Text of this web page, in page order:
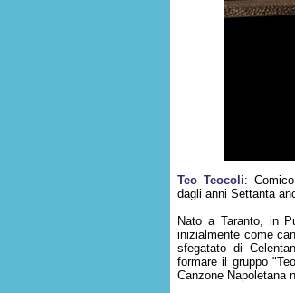
Teo Teocoli:
dagli anni Settanta
Nato a Taranto, in
inizialmente come
sfegatato di
formare il gruppo
Canzone Napoletana